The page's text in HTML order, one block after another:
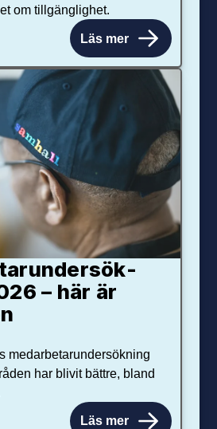
om tillgänglighet.
Läs mer
– här är
medarbetarundersökning
har blivit bättre, bland
Läs mer